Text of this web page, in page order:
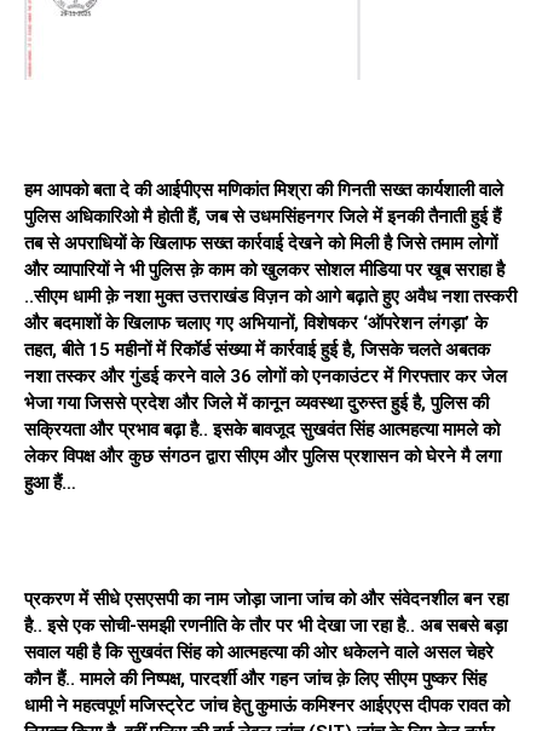
हम आपको बता दे की आईपीएस मणिकांत मिश्रा की गिनती सख्त कार्यशाली वाले
पुलिस अधिकारिओ मै होती हैं, जब से उधमसिंहनगर जिले में इनकी तैनाती हुई हैं
तब से अपराधियों के खिलाफ सख्त कार्रवाई देखने को मिली है जिसे तमाम लोगों
और व्यापारियों ने भी पुलिस क़े काम को खुलकर सोशल मीडिया पर खूब सराहा है
..सीएम धामी क़े नशा मुक्त उत्तराखंड विज़न को आगे बढ़ाते हुए अवैध नशा तस्करी
और बदमाशों के खिलाफ चलाए गए अभियानों, विशेषकर ‘ऑपरेशन लंगड़ा’ के
तहत, बीते 15 महीनों में रिकॉर्ड संख्या में कार्रवाई हुई है, जिसके चलते अबतक
नशा तस्कर और गुंडई करने वाले 36 लोगों को एनकाउंटर में गिरफ्तार कर जेल
भेजा गया जिससे प्रदेश और जिले में कानून व्यवस्था दुरुस्त हुई है, पुलिस की
सक्रियता और प्रभाव बढ़ा है.. इसके बावजूद सुखवंत सिंह आत्महत्या मामले को
लेकर विपक्ष और कुछ संगठन द्वारा सीएम और पुलिस प्रशासन को घेरने मै लगा
हुआ हैं…
प्रकरण में सीधे एसएसपी का नाम जोड़ा जाना जांच को और संवेदनशील बन रहा
है.. इसे एक सोची-समझी रणनीति के तौर पर भी देखा जा रहा है.. अब सबसे बड़ा
सवाल यही है कि सुखवंत सिंह को आत्महत्या की ओर धकेलने वाले असल चेहरे
कौन हैं.. मामले की निष्पक्ष, पारदर्शी और गहन जांच क़े लिए सीएम पुष्कर सिंह
धामी ने महत्वपूर्ण मजिस्ट्रेट जांच हेतु कुमाऊं कमिश्नर आईएएस दीपक रावत को